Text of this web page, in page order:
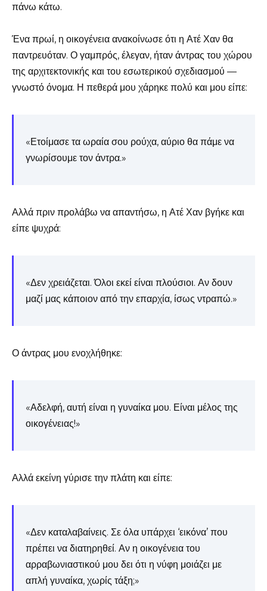
πάνω κάτω.
Ένα πρωί, η οικογένεια ανακοίνωσε ότι η Ατέ Χαν θα
παντρευόταν. Ο γαμπρός, έλεγαν, ήταν άντρας του χώρου
της αρχιτεκτονικής και του εσωτερικού σχεδιασμού —
γνωστό όνομα. Η πεθερά μου χάρηκε πολύ και μου είπε:
«Ετοίμασε τα ωραία σου ρούχα, αύριο θα πάμε να
γνωρίσουμε τον άντρα.»
Αλλά πριν προλάβω να απαντήσω, η Ατέ Χαν βγήκε και
είπε ψυχρά:
«Δεν χρειάζεται. Όλοι εκεί είναι πλούσιοι. Αν δουν
μαζί μας κάποιον από την επαρχία, ίσως ντραπώ.»
Ο άντρας μου ενοχλήθηκε:
«Αδελφή, αυτή είναι η γυναίκα μου. Είναι μέλος της
οικογένειας!»
Αλλά εκείνη γύρισε την πλάτη και είπε:
«Δεν καταλαβαίνεις. Σε όλα υπάρχει ‘εικόνα’ που
πρέπει να διατηρηθεί. Αν η οικογένεια του
αρραβωνιαστικού μου δει ότι η νύφη μοιάζει με
απλή γυναίκα, χωρίς τάξη;»